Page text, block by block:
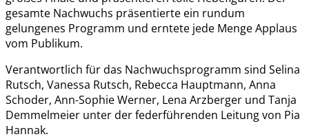
gesamte Nachwuchs präsentierte ein rundum
gelungenes Programm und erntete jede Menge Applaus
vom Publikum.
Verantwortlich für das Nachwuchsprogramm sind Selina
Rutsch, Vanessa Rutsch, Rebecca Hauptmann, Anna
Schoder, Ann-Sophie Werner, Lena Arzberger und Tanja
Demmelmeier unter der federführenden Leitung von Pia
Hannak.